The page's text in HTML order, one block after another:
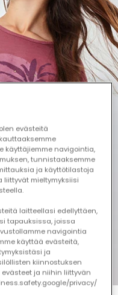
5
evästeitä
käyttäjiemme navigointia,
tunnistaaksemme
ja käyttötilastoja
liittyvät mieltymyksiisi
laitteellasi edellyttäen,
tapauksissa, joissa
navigointia
käyttää evästeitä,
ja
kiinnostuksen
ja niihin liittyvän
privacy/